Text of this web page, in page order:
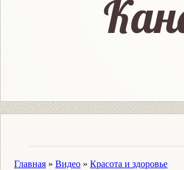
Главная » Видео » Красота и здоровье